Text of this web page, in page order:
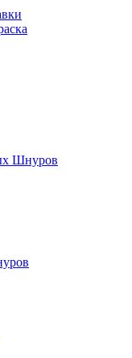
Шнуров